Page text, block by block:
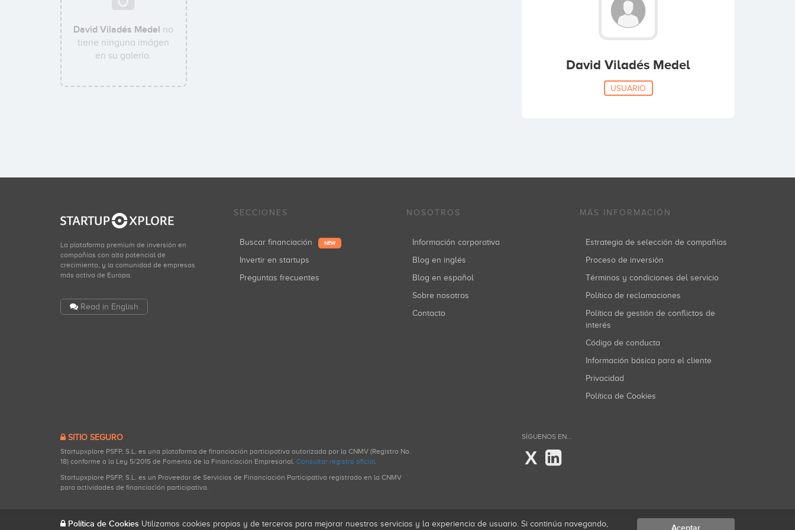
David Viladés Medel no
tiene ninguna imágen
en su galería.
David Viladés Medel
USUARIO
La plataforma premium de inversión en
compañías con alto potencial de
crecimiento, y la comunidad de empresas
más activa de Europa.
Read in English
SECCIONES
Buscar financiación NEW
Invertir en startups
Preguntas frecuentes
NOSOTROS
Información corporativa
Blog en inglés
Blog en español
Sobre nosotros
Contacto
MÁS INFORMACIÓN
Estrategia de selección de compañías
Proceso de inversión
Términos y condiciones del servicio
Política de reclamaciones
Política de gestión de conflictos de
interés
Código de conducta
Información básica para el cliente
Privacidad
Política de Cookies
SITIO SEGURO
Startupxplore PSFP, S.L. es una plataforma de financiación participativa autorizada por la CNMV (Registro No.
18) conforme a la Ley 5/2015 de Fomento de la Financiación Empresarial. Consultar registro oficial.
Startupxplore PSFP, S.L. es un Proveedor de Servicios de Financiación Participativa registrado en la CNMV
para actividades de financiación participativa.
SÍGUENOS EN...
X
Política de Cookies Utilizamos cookies propias y de terceros para mejorar nuestros servicios y la experiencia de usuario. Si continúa navegando, Aceptar